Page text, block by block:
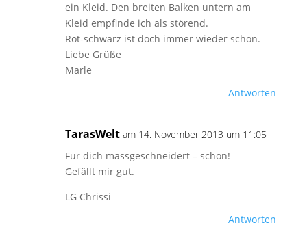
ein Kleid. Den breiten Balken untern am
Kleid empfinde ich als störend.
Rot-schwarz ist doch immer wieder schön.
Liebe Grüße
Marle
Antworten
TarasWelt am 14. November 2013 um 11:05
Für dich massgeschneidert – schön!
Gefällt mir gut.
LG Chrissi
Antworten